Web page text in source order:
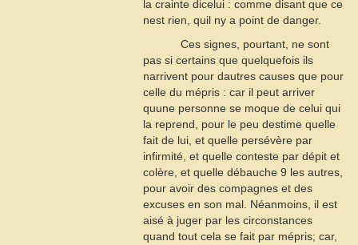
la crainte dicelui : comme disant que ce
nest rien, quil ny a point de danger.
Ces signes, pourtant, ne sont
pas si certains que quelquefois ils
narrivent pour dautres causes que pour
celle du mépris : car il peut arriver
quune personne se moque de celui qui
la reprend, pour le peu destime quelle
fait de lui, et quelle persévère par
infirmité, et quelle conteste par dépit et
colère, et quelle débauche 9 les autres,
pour avoir des compagnes et des
excuses en son mal. Néanmoins, il est
aisé à juger par les circonstances
quand tout cela se fait par mépris; car,